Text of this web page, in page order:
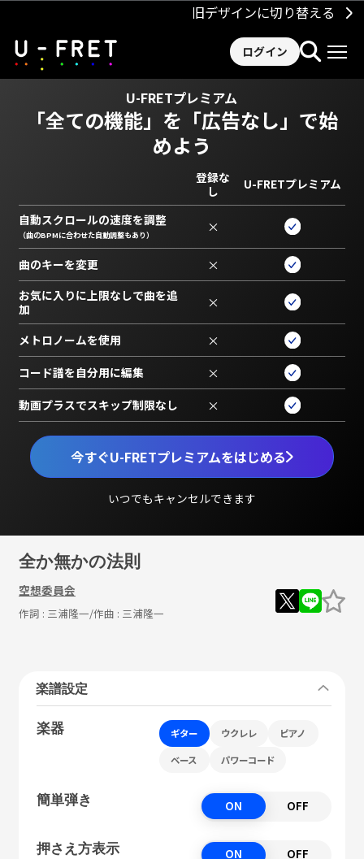
旧デザインに切り替える
ログイン
U-FRETプレミアム
「全ての機能」を 「広告なし」で始
めよう
今すぐU-FRETプレミアムをはじめる
いつでもキャンセルできます
登録な
し
U-FRETプレミアム
自動スクロールの速度を調整
（曲のBPMに合わせた自動調整もあり） ×
曲のキーを変更 ×
お気に入りに上限なしで曲を追
加
×
メトロノームを使用 ×
コード譜を自分用に編集 ×
動画プラスでスキップ制限なし ×
全か無かの法則
空想委員会
作詞 : 三浦隆一/作曲 : 三浦隆一
楽譜設定
楽器 ギター ウクレレ ピアノ
ベース パワーコード
簡単弾き ON OFF
押さえ方表示 ON OFF